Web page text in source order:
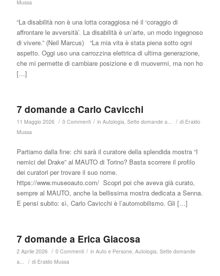
Mussa
“La disabilità non è una lotta coraggiosa né il ‘coraggio di
affrontare le avversità’. La disabilità è un’arte, un modo ingegnoso
di vivere.” (Neil Marcus) “La mia vita è stata piena sotto ogni
aspetto. Oggi uso una carrozzina elettrica di ultima generazione,
che mi permette di cambiare posizione e di muovermi, ma non ho
[…]
7 domande a Carlo Cavicchi
11 Maggio 2026 / 0 Commenti / in Autologia, Sette domande a... / di Eraldo
Mussa
Partiamo dalla fine: chi sarà il curatore della splendida mostra “I
nemici del Drake” al MAUTO di Torino? Basta scorrere il profilo
dei curatori per trovare il suo nome.
https://www.museoauto.com/ Scopri poi che aveva già curato,
sempre al MAUTO, anche la bellissima mostra dedicata a Senna.
E pensi subito: sì, Carlo Cavicchi è l’automobilismo. Gli […]
7 domande a Erica Giacosa
2 Aprile 2026 / 0 Commenti / in Auto e Persone, Autologia, Sette domande
a... / di Eraldo Mussa